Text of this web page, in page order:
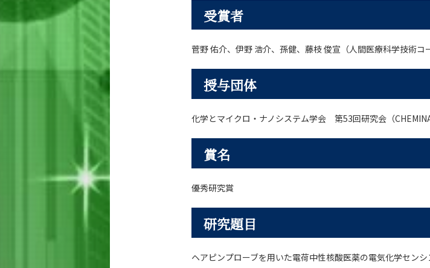
受賞者
菅野 佑介、伊野 浩介、孫健、藤枝 俊宣（人間医療科学技術
授与団体
化学とマイクロ・ナノシステム学会 第53回研究会（
賞名
優秀研究賞
研究題目
ヘアピンプローブを用いた電荷中性核酸医薬の電気化学センシ
イベントカレンダー